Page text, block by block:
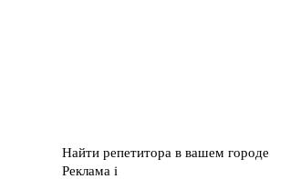
Найти репетитора в вашем городе
Реклама i